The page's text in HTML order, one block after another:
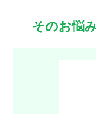
そのお悩